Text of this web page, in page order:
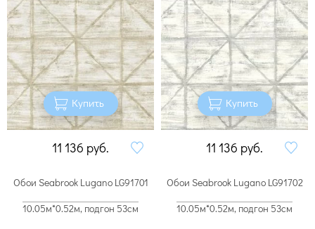
Купить
11 136 руб.
Купить
11 136 руб.
Обои Seabrook Lugano LG91701
10.05м*0.52м, подгон 53см
Обои Seabrook Lugano LG91702
10.05м*0.52м, подгон 53см